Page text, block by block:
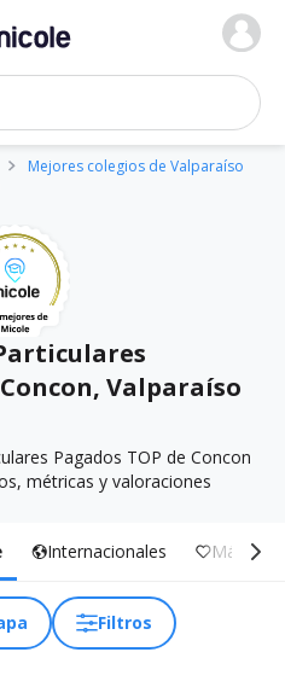
buscador de colegios
Mejores colegios de Valparaíso
Valparaíso
Pagados TOP de Concon
métricas y valoraciones
Internacionales Más
Filtros